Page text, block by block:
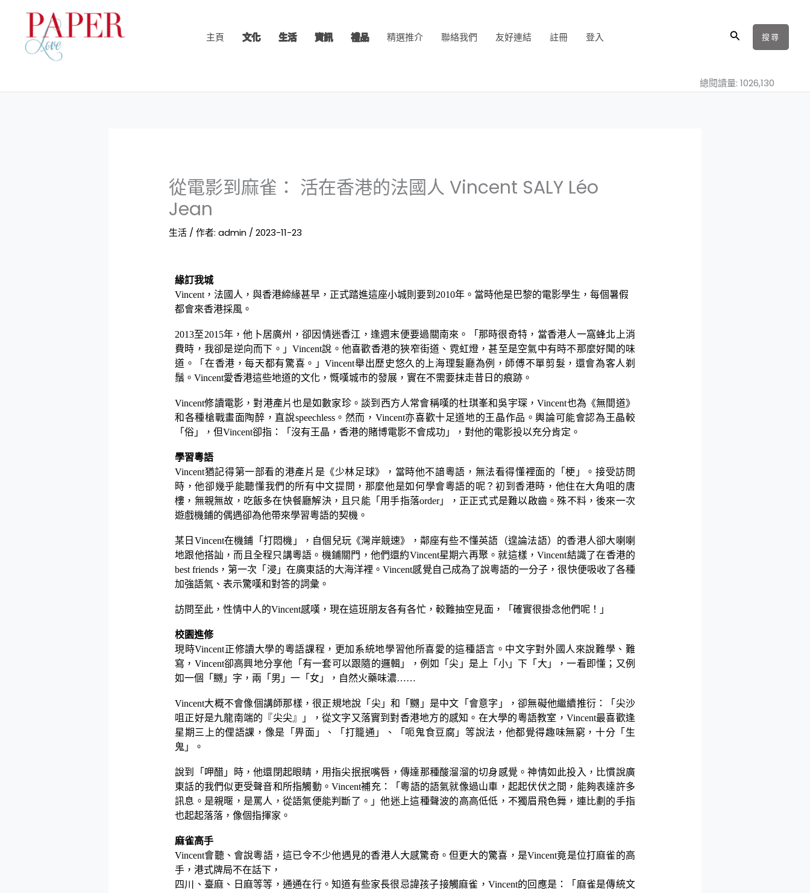
容
主頁 文化 生活 資訊 禮品 精選推介 聯絡我們 友好連結 註冊 登入
搜
搜尋
總閱讀量: 1026,130
從電影到麻雀： 活在香港的法國人 Vincent SALY Léo
Jean
生活 / 作者:admin /2023-11-23
緣訂我城
Vincent ，法國人，與香港締緣甚早，正式踏進這座小城則要到 2010年。當時他是巴黎的電影學生，每個暑假
都會來香港採風。
2013至2015年，他卜居廣州，卻因情迷香江，逢週末便要過關南來。「那時很奇特，當香港人一窩蜂北上消
費時，我卻是逆向而下。」Vincent說。他喜歡香港的狹窄街道、霓虹燈，甚至是空氣中有時不那麼好聞的味
道。「在香港，每天都有驚喜。」Vincent舉出歷史悠久的上海理髮廳為例，師傅不單剪髮，還會為客人剃
鬚。Vincent愛香港這些地道的文化，慨嘆城市的發展，實在不需要抹走昔日的痕跡。
Vincent修讀電影，對港產片也是如數家珍。談到西方人常會稱嘆的杜琪峯和吳宇琛，Vincent也為《無間道》
和各種槍戰畫面陶醉，直說speechless。然而， Vincent亦喜歡十足道地的王晶作品。輿論可能會認為王晶較
「俗」，但Vincent卻指：「沒有王晶，香港的賭博電影不會成功」，對他的電影投以充分肯定。
學習粵語
Vincent猶記得第一部看的港產片是《少林足球》，當時他不諳粵語，無法看得懂裡面的「梗」。接受訪問
時，他卻幾乎能聽懂我們的所有中文提問，那麼他是如何學會粵語的呢？初到香港時，他住在大角咀的唐
樓，無親無故，吃飯多在快餐廳解決，且只能「用手指落order」，正正式式是難以啟齒。殊不料，後來一次
遊戲機鋪的偶遇卻為他帶來學習粵語的契機。
某日 Vincent在機鋪「打悶機」，自個兒玩《灣岸競速》，鄰座有些不懂英語（遑論法語）的香港人卻大喇喇
地跟他搭訕，而且全程只講粵語。機鋪關門，他們還約Vincent星期六再聚。就這樣，Vincent結識了在香港的
best friends ，第一次「浸」在廣東話的大海洋裡。Vincent感覺自己成為了說粵語的一分子，很快便吸收了各種
加強語氣、表示驚嘆和對答的詞彙。
訪問至此，性情中人的Vincent感嘆，現在這班朋友各有各忙，較難抽空見面，「確實很掛念他們呢！」
校園進修
現時Vincent正修讀大學的粵語課程，更加系統地學習他所喜愛的這種語言。中文字對外國人來說難學、難
寫， Vincent卻高興地分享他「有一套可以跟隨的邏輯」，例如「尖」是上「小」下「大」，一看即懂；又例
如一個「嬲」字，兩「男」一「女」，自然火藥味濃……
Vincent大概不會像個講師那樣，很正規地說「尖」和「嬲」是中文「會意字」，卻無礙他繼續推衍：「尖沙
咀正好是九龍南端的『尖尖』」，從文字又落實到對香港地方的感知。在大學的粵語教室， Vincent最喜歡逢
星期三上的俚語課，像是「畀面」、「打籠通」、「呃鬼食豆腐」等說法，他都覺得趣味無窮，十分「生
鬼」。
說到「呷醋」時，他還閉起眼睛，用指尖抿抿嘴唇，傳達那種酸溜溜的切身感覺。神情如此投入，比慣說廣
東話的我們似更受聲音和所指觸動。Vincent補充：「粵語的語氣就像過山車，起起伏伏之間，能夠表達許多
訊息。是親暱，是罵人，從語氣便能判斷了。」他迷上這種聲波的高高低低，不獨眉飛色舞，連比劃的手指
也起起落落，像個指揮家。
麻雀高手
Vincent會聽、會說粵語，這已令不少他遇見的香港人大感驚奇。但更大的驚喜，是Vincent竟是位打麻雀的高
手，港式牌局不在話下，
四川、臺麻、日麻等等，通通在行。知道有些家長很忌諱孩子接觸麻雀， Vincent的回應是：「麻雀是傳統文